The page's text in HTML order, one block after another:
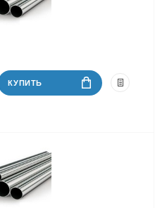
КУПИТЬ